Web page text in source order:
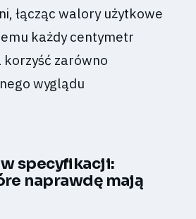
łącząc walory użytkowe
każdy centymetr
korzyść zarówno
wyglądu
specyfikacji:
naprawdę mają